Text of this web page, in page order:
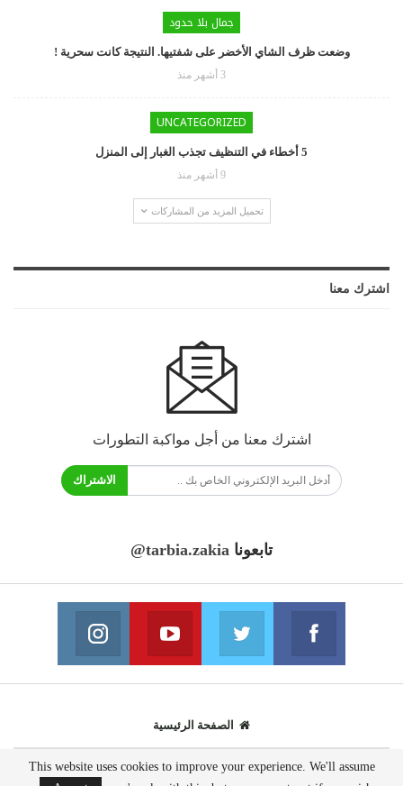
جمال بلا حدود
وضعت ظرف الشاي الأخضر على شفتيها. النتيجة كانت سحرية !
3 أشهر منذ
UNCATEGORIZED
5 أخطاء في التنظيف تجذب الغبار إلى المنزل
9 أشهر منذ
تحميل المزيد من المشاركات
اشترك معنا
اشترك معنا من أجل مواكبة التطورات
الاشتراك
تابعونا @tarbia.zakia
فايسبوك
انضم الينا انضم الينا
يوتيوب
انضم الينا
الصفحة الرئيسية
© 2020 - جميع الحقوق محفوظة.
This website uses cookies to improve your experience. We'll assume